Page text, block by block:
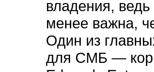
владения,
менее важна,
Один из
для СМБ —